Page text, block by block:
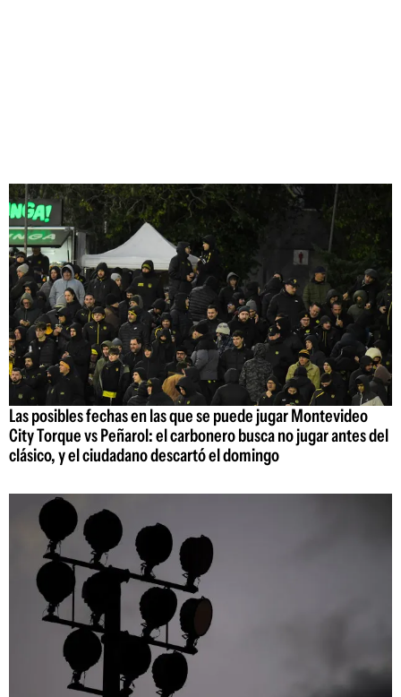
Las posibles fechas en las que se puede jugar Montevideo
City Torque vs Peñarol: el carbonero busca no jugar antes del
clásico, y el ciudadano descartó el domingo